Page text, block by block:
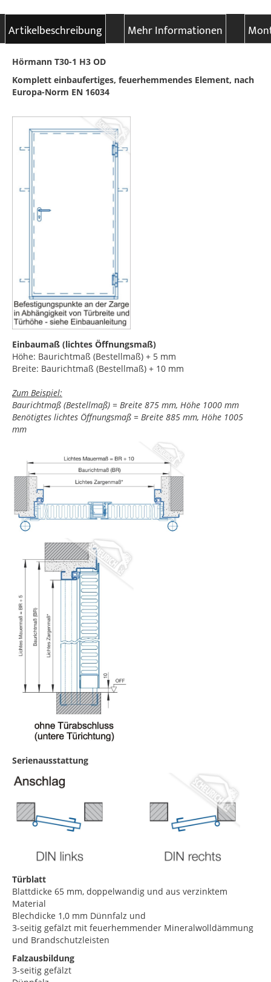
Artikelbeschreibung Mehr Informationen
Hörmann T30-1 H3 OD
Komplett einbaufertiges, feuerhemmendes Element, nach
Europa-Norm EN 16034
Einbaumaß (lichtes Öffnungsmaß)
Höhe: Baurichtmaß (Bestellmaß) + 5 mm
Breite: Baurichtmaß (Bestellmaß) + 10 mm
Zum Beispiel:
Baurichtmaß (Bestellmaß) = Breite 875 mm, Höhe 1000 mm
Benötigtes lichtes Öffnungsmaß = Breite 885 mm, Höhe 1005
mm
Serienausstattung
Türblatt
Blattdicke 65 mm, doppelwandig und aus verzinktem
Material
Blechdicke 1,0 mm Dünnfalz und
3-seitig gefälzt mit feuerhemmender Mineralwolldämmung
und Brandschutzleisten
Falzausbildung
3-seitig gefälzt